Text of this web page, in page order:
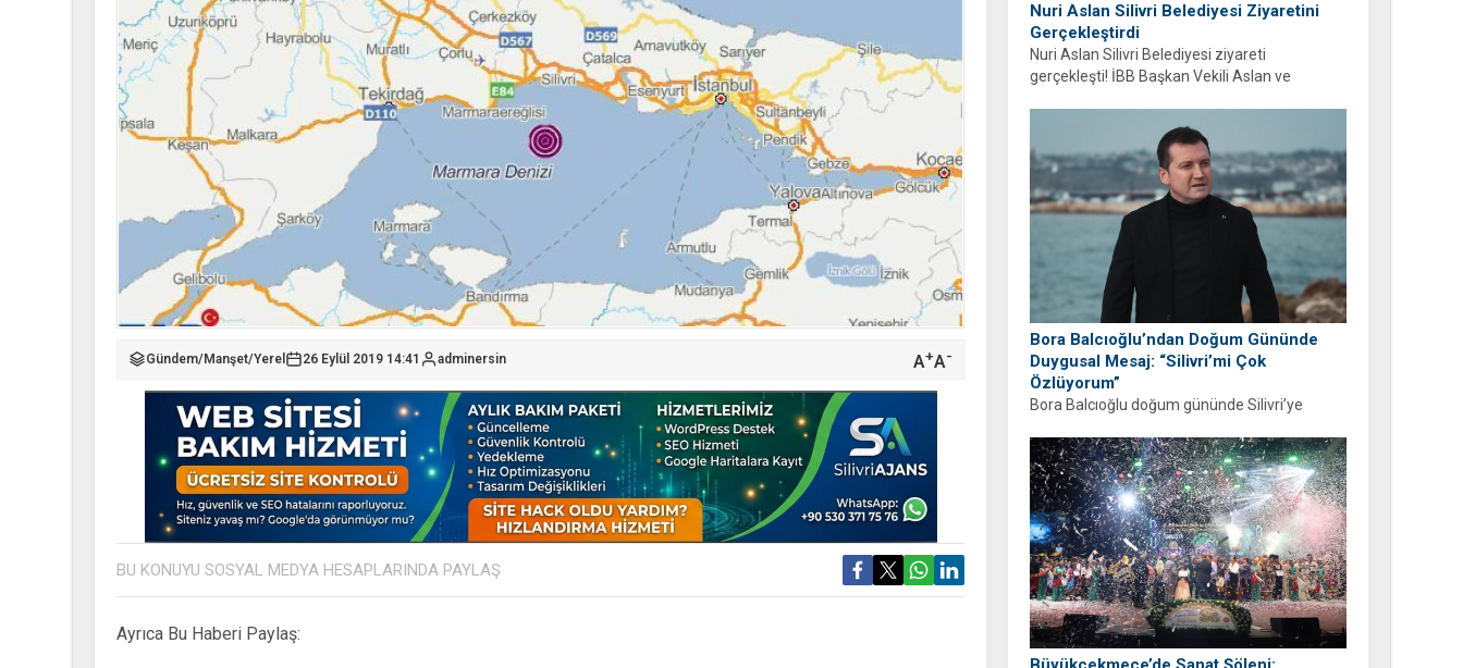
Nuri Aslan Silivri Belediyesi Ziyaretini
Gerçekleştirdi
Nuri Aslan Silivri Belediyesi ziyareti
gerçekleşti! İBB Başkan Vekili Aslan ve
Bora Balcıoğlu’ndan Doğum Gününde
Duygusal Mesaj: “Silivri’mi Çok
Özlüyorum”
Bora Balcıoğlu doğum gününde Silivri’ye
ayrıyım” diyen Balcıoğlu, bir sonraki doğum
gününü ailesi ve hemşehrileriyle birlikte
geçirmeyi diledi.
Gündem/Manşet/Yerel 26 Eylül 2019 14:41 adminersin A+A-
BU KONUYU SOSYAL MEDYA HESAPLARINDA PAYLAŞ
Ayrıca Bu Haberi Paylaş: